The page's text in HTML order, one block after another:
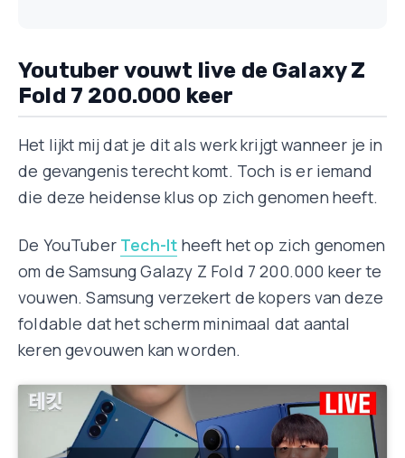
Youtuber vouwt live de Galaxy Z
Fold 7 200.000 keer
Het lijkt mij dat je dit als werk krijgt wanneer je in
de gevangenis terecht komt. Toch is er iemand
die deze heidense klus op zich genomen heeft.
De YouTuber Tech-It heeft het op zich genomen
om de Samsung Galazy Z Fold 7 200.000 keer te
vouwen. Samsung verzekert de kopers van deze
foldable dat het scherm minimaal dat aantal
keren gevouwen kan worden.